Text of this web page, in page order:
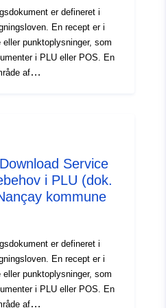
er defineret i
En recept er i
punktoplysninger, som
i PLU eller POS. En
af
Service
i PLU (dok.
kommune
er defineret i
En recept er i
punktoplysninger, som
i PLU eller POS. En
af